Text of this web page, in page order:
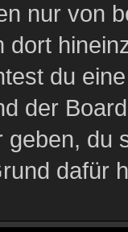
nur von
dort
du
der
du
dafür